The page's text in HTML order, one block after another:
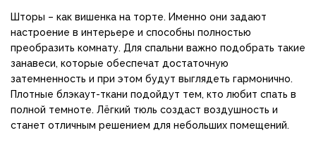
Шторы – как вишенка на торте. Именно они задают
настроение в интерьере и способны полностью
преобразить комнату. Для спальни важно подобрать такие
занавеси, которые обеспечат достаточную
затемненность и при этом будут выглядеть гармонично.
Плотные блэкаут-ткани подойдут тем, кто любит спать в
полной темноте. Лёгкий тюль создаст воздушность и
станет отличным решением для небольших помещений.